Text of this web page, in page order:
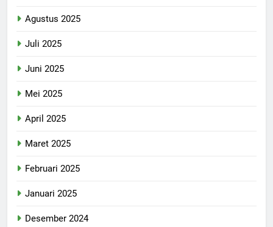
Agustus 2025
Juli 2025
Juni 2025
Mei 2025
April 2025
Maret 2025
Februari 2025
Januari 2025
Desember 2024